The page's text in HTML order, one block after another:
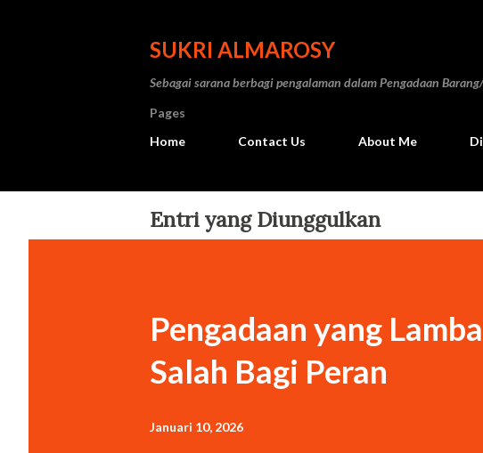
SUKRI ALMAROSY
Sebagai sarana berbagi pengalaman dalam Pengadaan
Pages
Home
Contact Us About Me
Entri yang Diunggulkan
Pengadaan yang
Salah Bagi Peran
Januari 10, 2026